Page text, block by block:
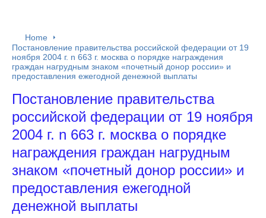
Home
Постановление правительства российской федерации от 19
ноября 2004 г. n 663 г. москва о порядке награждения
граждан нагрудным знаком «почетный донор россии» и
предоставления ежегодной денежной выплаты
Постановление правительства
российской федерации от 19 ноября
2004 г. n 663 г. москва о порядке
награждения граждан нагрудным
знаком «почетный донор россии» и
предоставления ежегодной
денежной выплаты